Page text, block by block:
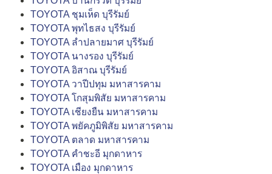
TOYOTA ชุมเห็ด บุรีรัมย์
TOYOTA พุทไธสง บุรีรัมย์
TOYOTA ลำปลายมาศ บุรีรัมย์
TOYOTA นางรอง บุรีรัมย์
TOYOTA อิสาณ บุรีรัมย์
TOYOTA วาปีปทุม มหาสารคาม
TOYOTA โกสุมพิสัย มหาสารคาม
TOYOTA เชียงยืน มหาสารคาม
TOYOTA พยัคภูมิพิสัย มหาสารคาม
TOYOTA ตลาด มหาสารคาม
TOYOTA คำชะอี มุกดาหาร
TOYOTA เมือง มุกดาหาร